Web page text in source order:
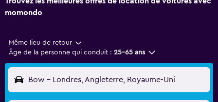
momondo
Même lieu de retour
Âge de la personne qui conduit : 25-65 ans
Bow - Londres, Angleterre, Royaume-Uni